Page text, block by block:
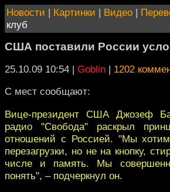
Новости | Картинки | Видео |
клуб
США поставили России
25.10.09 10:54 | Goblin | 1202
С мест сообщают:
Вице-президент США Джозеф
радио "Свобода" раскрыл
отношений с Россией. "Мы хотим
перезагрузки, но не на кнопку,
числе и память. Мы
понять", – подчеркнул он.